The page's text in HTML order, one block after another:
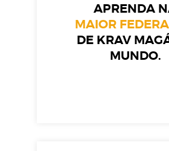
APRENDA
MAIOR
DE KRAV
MUNDO.